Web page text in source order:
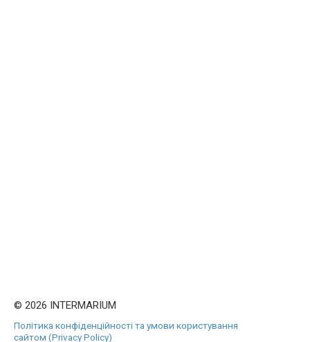
© 2026 INTERMARIUM
Політика конфіденційності та умови користування
сайтом (Privacy Policy)